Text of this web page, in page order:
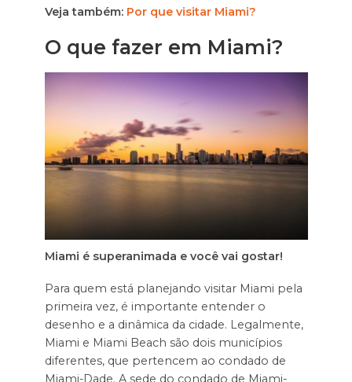
Veja também: Por que visitar Miami?
O que fazer em Miami?
Miami é superanimada e você vai gostar!
Para quem está planejando visitar Miami pela
primeira vez, é importante entender o
desenho e a dinâmica da cidade. Legalmente,
Miami e Miami Beach são dois municípios
diferentes, que pertencem ao condado de
Miami-Dade. A sede do condado de Miami-